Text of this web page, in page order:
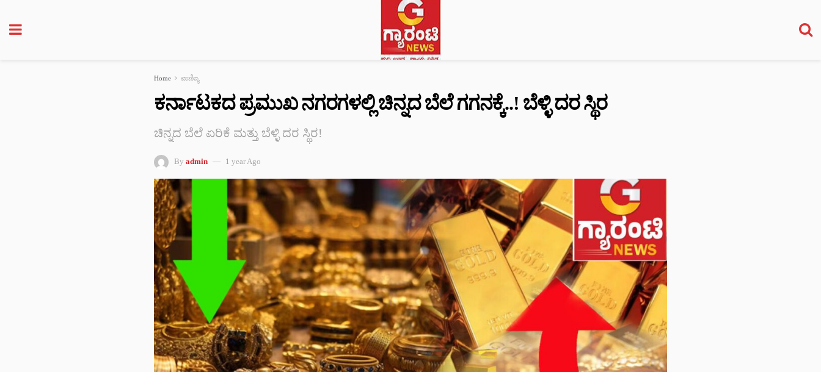
Home ವಾಣಿಜ್ಯ
ಕರ್ನಾಟಕದ ಪ್ರಮುಖ ನಗರಗಳಲ್ಲಿ ಚಿನ್ನದ ಬೆಲೆ ಗಗನಕ್ಕೆ..! ಬೆಳ್ಳಿ ದರ ಸ್ಥಿರ
ಚಿನ್ನದ ಬೆಲೆ ಏರಿಕೆ ಮತ್ತು ಬೆಳ್ಳಿ ದರ ಸ್ಥಿರ!
By admin 1 year Ago